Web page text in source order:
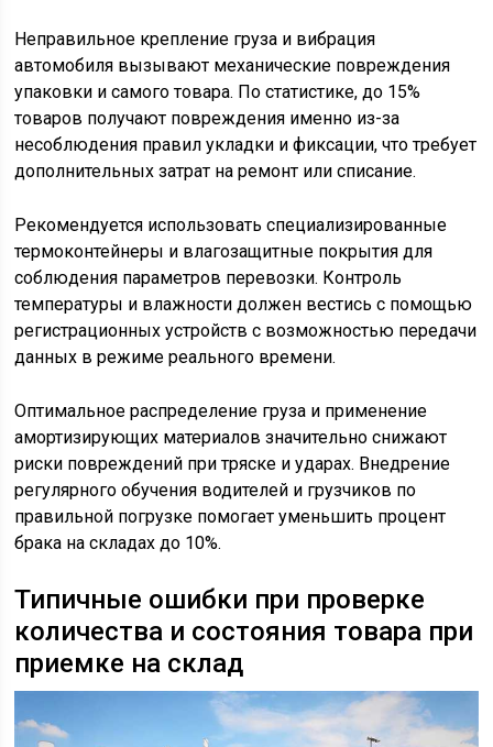
Неправильное крепление груза и вибрация
автомобиля вызывают механические повреждения
упаковки и самого товара. По статистике, до 15%
товаров получают повреждения именно из-за
несоблюдения правил укладки и фиксации, что требует
дополнительных затрат на ремонт или списание.
Рекомендуется использовать специализированные
термоконтейнеры и влагозащитные покрытия для
соблюдения параметров перевозки. Контроль
температуры и влажности должен вестись с помощью
регистрационных устройств с возможностью передачи
данных в режиме реального времени.
Оптимальное распределение груза и применение
амортизирующих материалов значительно снижают
риски повреждений при тряске и ударах. Внедрение
регулярного обучения водителей и грузчиков по
правильной погрузке помогает уменьшить процент
брака на складах до 10%.
Типичные ошибки при проверке
количества и состояния товара при
приемке на склад